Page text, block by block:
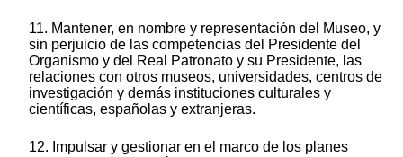
11. Mantener, en nombre y representación del Museo, y
sin perjuicio de las competencias del Presidente del
Organismo y del Real Patronato y su Presidente, las
relaciones con otros museos, universidades, centros de
investigación y demás instituciones culturales y
científicas, españolas y extranjeras.
12. Impulsar y gestionar en el marco de los planes